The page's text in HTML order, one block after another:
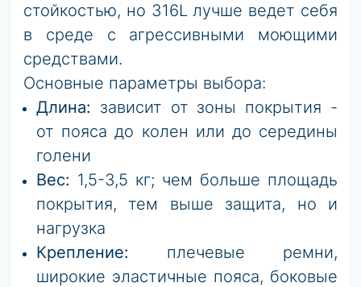
стойкостью, но 316L лучше ведет себя
в среде с агрессивными моющими
средствами.
Основные параметры выбора:
Длина: зависит от зоны покрытия -
от пояса до колен или до середины
голени
Вес: 1,5-3,5 кг; чем больше площадь
покрытия, тем выше защита, но и
нагрузка
Крепление: плечевые ремни,
широкие эластичные пояса, боковые